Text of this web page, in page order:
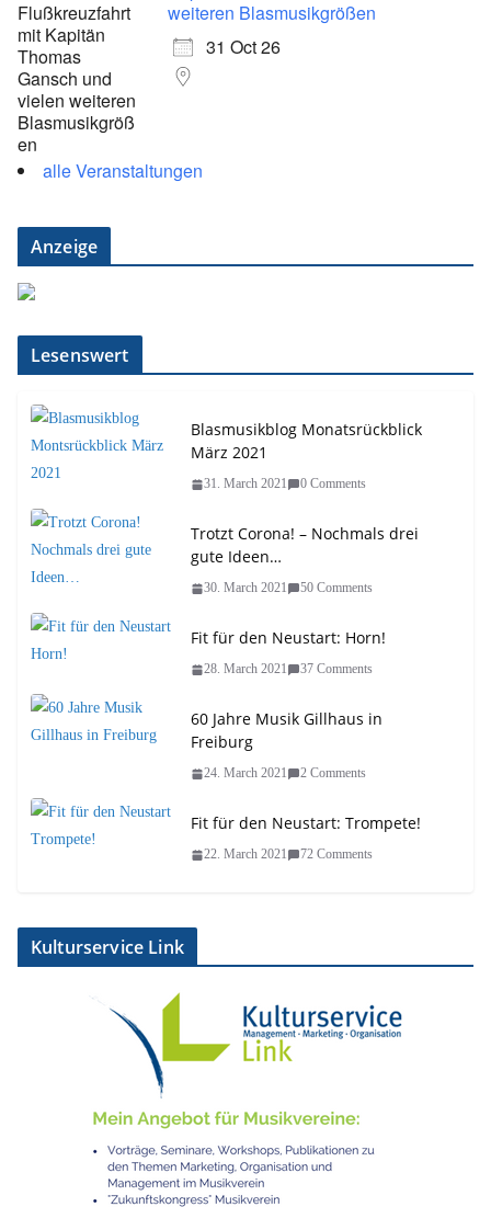
weiteren Blasmusikgrößen
31 Oct 26
alle Veranstaltungen
Anzeige
Lesenswert
Blasmusikblog Monatsrückblick
März 2021
31. March 2021 0 Comments
Trotzt Corona! – Nochmals drei
gute Ideen…
30. March 2021 50 Comments
Fit für den Neustart: Horn!
28. March 2021 37 Comments
60 Jahre Musik Gillhaus in
Freiburg
24. March 2021 2 Comments
Fit für den Neustart: Trompete!
22. March 2021 72 Comments
Kulturservice Link